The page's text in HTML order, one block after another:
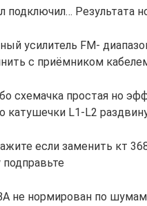
подключил… Результата
усилитель FM-
с приёмником
схемачка простая но
катушечки L1-L2
если заменить кт
не нормирован по шумам